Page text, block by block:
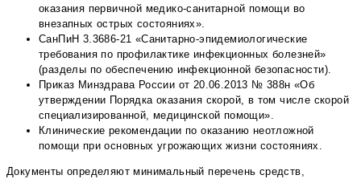
оказания первичной медико-санитарной помощи во
внезапных острых состояниях».
СанПиН 3.3686-21 «Санитарно-эпидемиологические
требования по профилактике инфекционных болезней»
(разделы по обеспечению инфекционной безопасности).
Приказ Минздрава России от 20.06.2013 № 388н «Об
утверждении Порядка оказания скорой, в том числе скорой
специализированной, медицинской помощи».
Клинические рекомендации по оказанию неотложной
помощи при основных угрожающих жизни состояниях.
Документы определяют минимальный перечень средств,